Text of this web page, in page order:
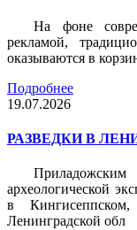
На фоне
рекламой,
оказываются в
Подробнее
19.07.2026
РАЗВЕДКИ В
археологической
в
Ленинградской обл